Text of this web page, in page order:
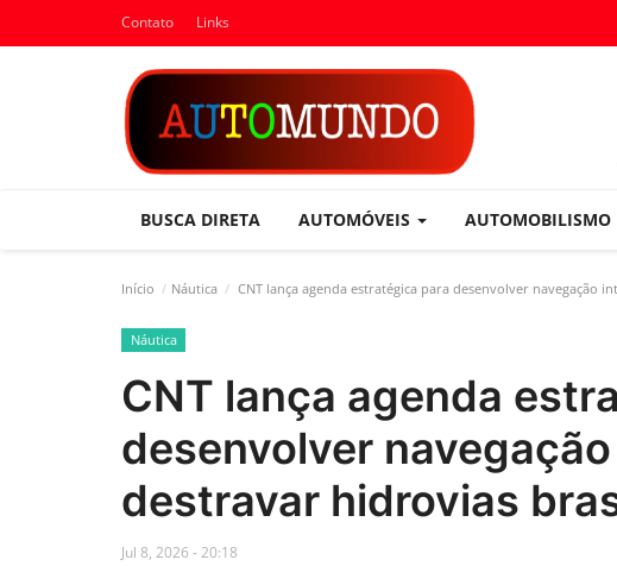
Contato Links
BUSCA DIRETA AUTOMÓVEIS AUTOMOBILISMO
Início Náutica CNT lança agenda estratégica para desenvolver navegação
Náutica
CNT lança agenda
desenvolver
destravar hidrovias
Jul 8, 2026 - 20:18